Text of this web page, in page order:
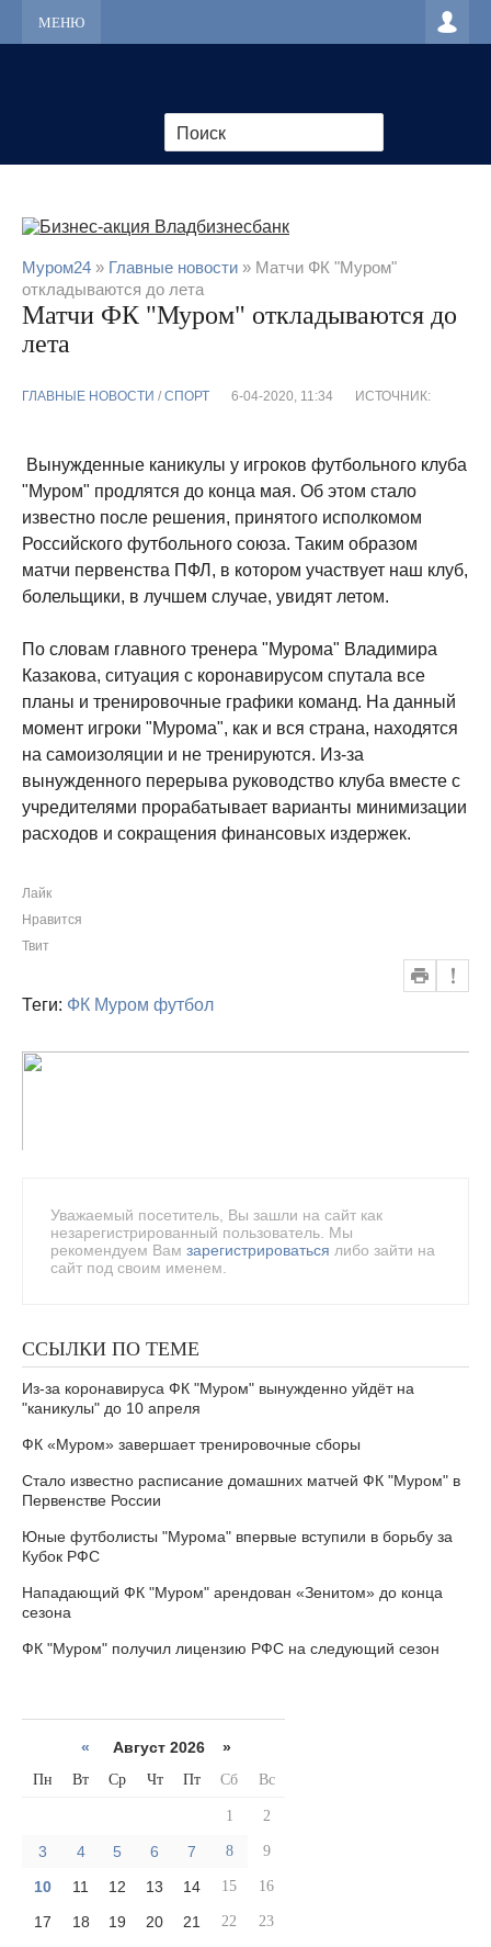
МЕНЮ
Муром24 » Главные новости » Матчи ФК "Муром"
откладываются до лета
Матчи ФК "Муром" откладываются до
лета
ГЛАВНЫЕ НОВОСТИ / CПОРТ 6-04-2020, 11:34 ИСТОЧНИК:
Вынужденные каникулы у игроков футбольного клуба
"Муром" продлятся до конца мая. Об этом стало
известно после решения, принятого исполкомом
Российского футбольного союза. Таким образом
матчи первенства ПФЛ, в котором участвует наш клуб,
болельщики, в лучшем случае, увидят летом.
По словам главного тренера "Мурома" Владимира
Казакова, ситуация с коронавирусом спутала все
планы и тренировочные графики команд. На данный
момент игроки "Мурома", как и вся страна, находятся
на самоизоляции и не тренируются. Из-за
вынужденного перерыва руководство клуба вместе с
учредителями прорабатывает варианты минимизации
расходов и сокращения финансовых издержек.
Лайк
Нравится
Твит
Теги: ФК Муром футбол
Уважаемый посетитель, Вы зашли на сайт как
незарегистрированный пользователь. Мы
рекомендуем Вам зарегистрироваться либо зайти на
сайт под своим именем.
ССЫЛКИ ПО ТЕМЕ
Из-за коронавируса ФК "Муром" вынужденно уйдёт на
"каникулы" до 10 апреля
ФК «Муром» завершает тренировочные сборы
Стало известно расписание домашних матчей ФК "Муром" в
Первенстве России
Юные футболисты "Мурома" впервые вступили в борьбу за
Кубок РФС
Нападающий ФК "Муром" арендован «Зенитом» до конца
сезона
ФК "Муром" получил лицензию РФС на следующий сезон
« Август 2026 »
Пн Вт Ср Чт Пт Сб Вс
1 2
3 4 5 6 7 8 9
10 11 12 13 14 15 16
17 18 19 20 21 22 23